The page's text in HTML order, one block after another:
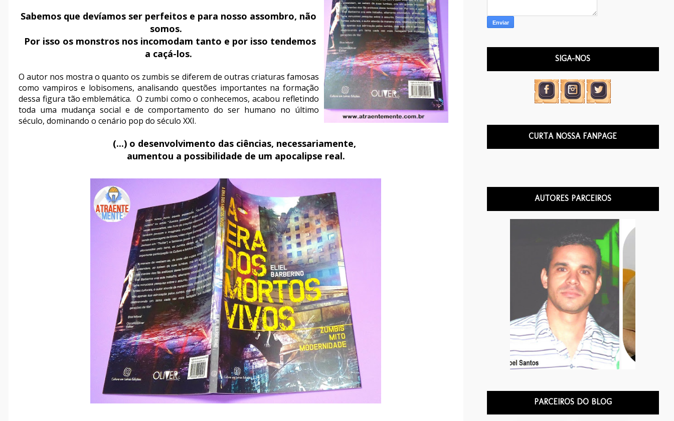
Sabemos que devíamos ser perfeitos e para nosso assombro, não
somos.
Por isso os monstros nos incomodam tanto e por isso tendemos
a caçá-los.
O autor nos mostra o quanto os zumbis se diferem de outras criaturas famosas
como vampiros e lobisomens, analisando questões importantes na formação
dessa figura tão emblemática. O zumbi como o conhecemos, acabou refletindo
toda uma mudança social e de comportamento do ser humano no último
século, dominando o cenário pop do século XXI.
(...) o desenvolvimento das ciências, necessariamente,
aumentou a possibilidade de um apocalipse real.
SIGA-NOS
CURTA NOSSA FANPAGE
AUTORES PARCEIROS
PARCEIROS DO BLOG